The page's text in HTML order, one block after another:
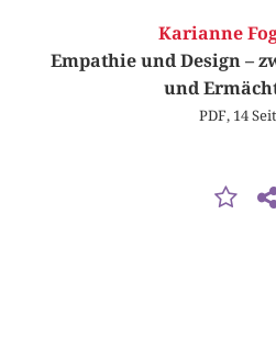
Karianne
Empathie und Design –
und
PDF, 14